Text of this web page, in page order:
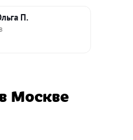
П.
Москве